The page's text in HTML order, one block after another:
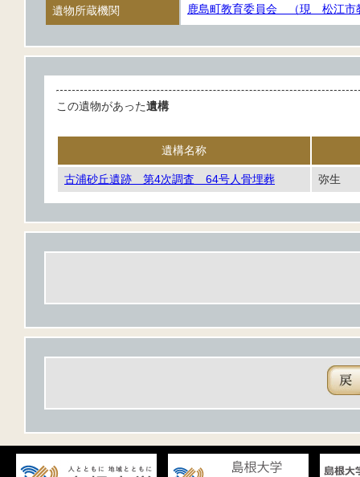
遺物所蔵機関 鹿島町教育委員会 （現 松江市
この遺物があった遺構
遺構名称
古浦砂丘遺跡 第4次調査 64号人骨埋葬 弥生